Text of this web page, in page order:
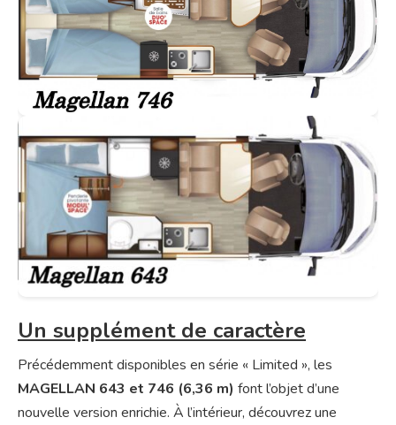
Un supplément de caractère
Précédemment disponibles en série « Limited », les
MAGELLAN 643 et 746 (6,36 m) font l’objet d’une
nouvelle version enrichie. À l’intérieur, découvrez une